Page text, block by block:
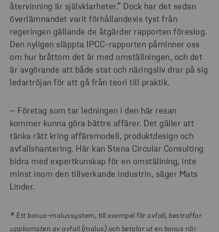
återvinning är självklarheter.” Dock har det sedan
överlämnandet varit förhållandevis tyst från
regeringen gällande de åtgärder rapporten föreslog.
Den nyligen släppta IPCC-rapporten påminner oss
om hur bråttom det är med omställningen, och det
är avgörande att både stat och näringsliv drar på sig
ledartröjan för att gå från teori till praktik.
– Företag som tar ledningen i den här resan
kommer kunna göra bättre affärer. Det gäller att
tänka rätt kring affärsmodell, produktdesign och
avfallshantering. Här kan Stena Circular Consulting
bidra med expertkunskap för en omställning, inte
minst inom den tillverkande industrin, säger Mats
Linder.
* Ett bonus-malussystem, till exempel för avfall, bestraffar
uppkomsten av avfall (malus) och betalar ut en bonus när